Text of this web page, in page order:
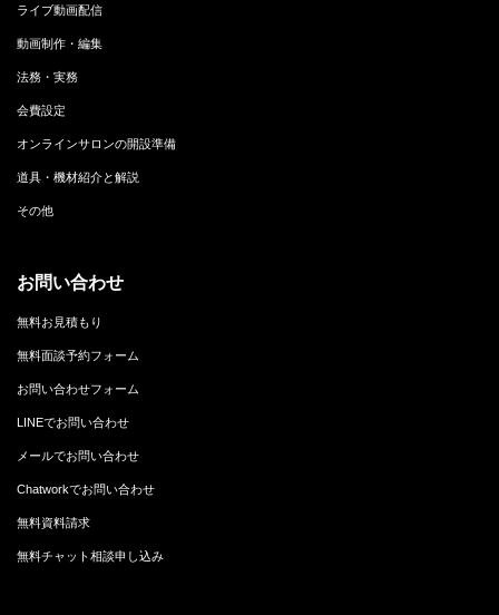
ライブ動画配信
動画制作・編集
法務・実務
会費設定
オンラインサロンの開設準備
道具・機材紹介と解説
その他
お問い合わせ
無料お見積もり
無料面談予約フォーム
お問い合わせフォーム
LINEでお問い合わせ
メールでお問い合わせ
Chatworkでお問い合わせ
無料資料請求
無料チャット相談申し込み